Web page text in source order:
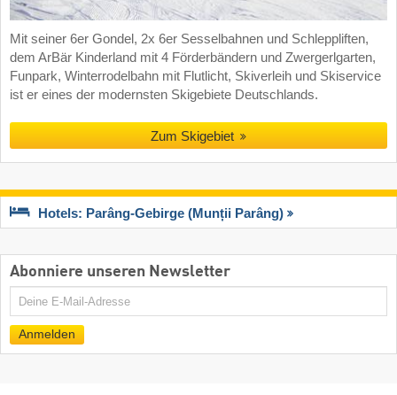
Mit seiner 6er Gondel, 2x 6er Sesselbahnen und Schleppliften,
dem ArBär Kinderland mit 4 Förderbändern und Zwergerlgarten,
Funpark, Winterrodelbahn mit Flutlicht, Skiverleih und Skiservice
ist er eines der modernsten Skigebiete Deutschlands.
Zum Skigebiet
Hotels: Parâng-Gebirge (Munții Parâng)
Abonniere unseren Newsletter
E-
Anmelden